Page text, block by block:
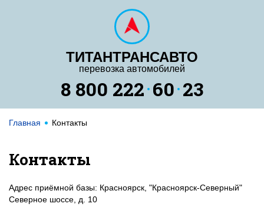
ТИТАНТРАНСАВТО
перевозка автомобилей
8 800 222 60 23
Главная Контакты
Контакты
Адрес приёмной базы: Красноярск, "Красноярск-Северный"
Северное шоссе, д. 10